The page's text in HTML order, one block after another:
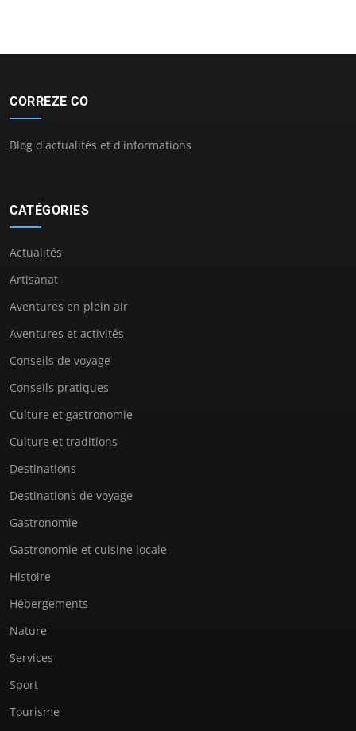
CORREZE CO
Blog d'actualités et d'informations
CATÉGORIES
Actualités
Artisanat
Aventures en plein air
Aventures et activités
Conseils de voyage
Conseils pratiques
Culture et gastronomie
Culture et traditions
Destinations
Destinations de voyage
Gastronomie
Gastronomie et cuisine locale
Histoire
Hébergements
Nature
Services
Sport
Tourisme